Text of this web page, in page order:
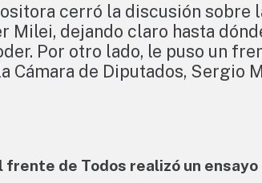
cerró la discusión sobre
Milei, dejando claro hasta
Por otro lado, le puso un
Cámara de Diputados, Sergio
de Todos realizó un